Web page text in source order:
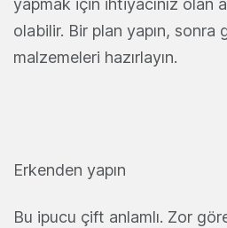
yapmak için ihtiyacınız olan
olabilir. Bir plan yapın, sonra
malzemeleri hazırlayın.
Erkenden yapın
Bu ipucu çift anlamlı. Zor